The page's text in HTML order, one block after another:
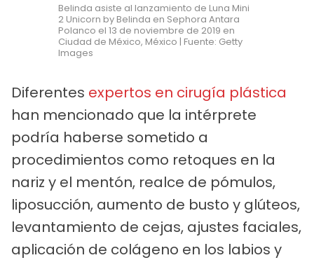
Belinda asiste al lanzamiento de Luna Mini
2 Unicorn by Belinda en Sephora Antara
Polanco el 13 de noviembre de 2019 en
Ciudad de México, México | Fuente: Getty
Images
Diferentes expertos en cirugía plástica
han mencionado que la intérprete
podría haberse sometido a
procedimientos como retoques en la
nariz y el mentón, realce de pómulos,
liposucción, aumento de busto y glúteos,
levantamiento de cejas, ajustes faciales,
aplicación de colágeno en los labios y